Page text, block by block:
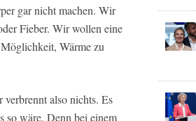
gar nicht machen. Wir
Fieber. Wir wollen eine
Wärme zu
also nichts. Es
so wäre. Denn bei einem